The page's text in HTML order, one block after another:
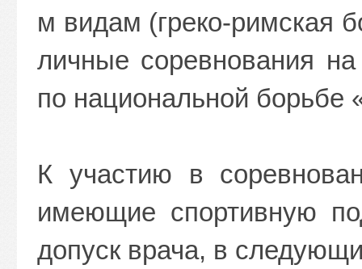
м видам (греко-римская
личные соревнования
по национальной борьбе
К участию в
имеющие спортивную
допуск врача, в